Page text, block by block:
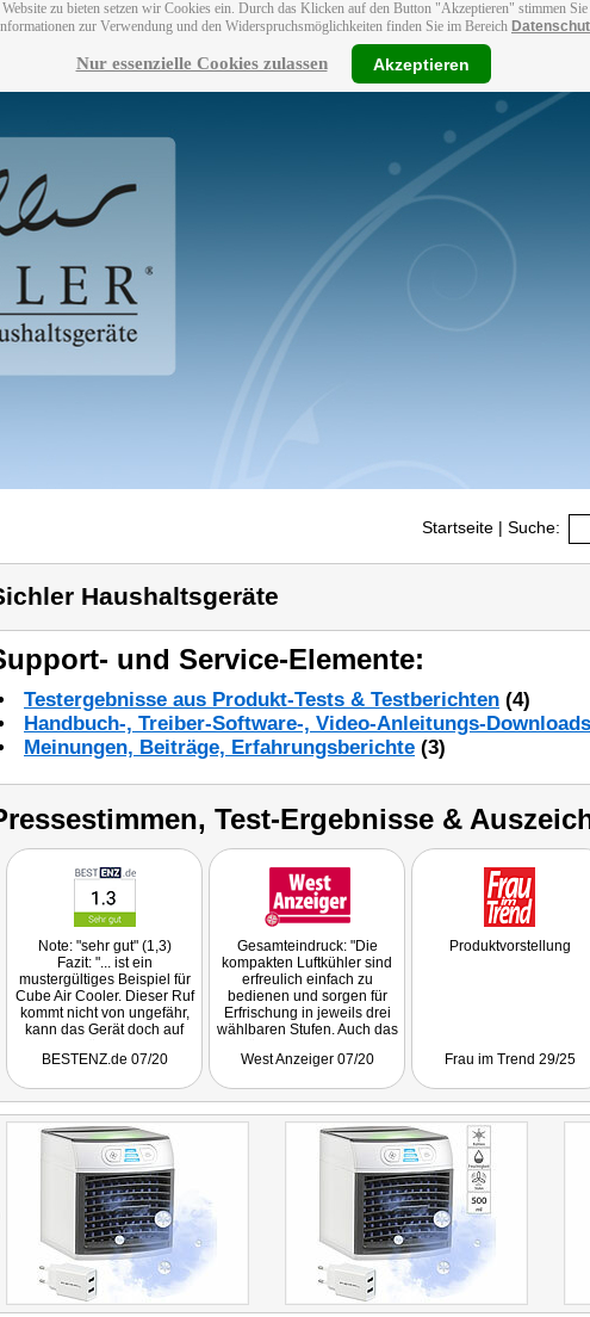
zu bieten setzen wir Cookies ein. Durch das Klicken auf den Button "Akzeptieren" stimmen
zur Verwendung und den Widerspruchsmöglichkeiten finden Sie im Bereich
Nur essenzielle Cookies zulassen Akzeptieren
Startseite | Suche:
Haushaltsgeräte
und Service-Elemente:
Testergebnisse aus Produkt-Tests & Testberichten (4)
Handbuch-, Treiber-Software-, Video-Anleitungs-Downloads
Meinungen, Beiträge, Erfahrungsberichte (3)
Test-Ergebnisse &
Note: "sehr gut" (1,3)
Fazit: "... ist ein
mustergültiges Beispiel für
Cube Air Cooler. Dieser Ruf
kommt nicht von ungefähr,
kann das Gerät doch auf
mit seinen integrierten,
Vernebler, den LED-
Stimmungslichtern sowie
dem einstellbaren Luftstrom
deutliche Vorzüge im
Vergleich zur Konkurrenz
liefern."
Hierbei handelt es sich um
einen reinen Vergleich von
5 Artikeln.
BESTENZ.de 07/20
Gesamteindruck: "Die
kompakten Luftkühler sind
erfreulich einfach zu
bedienen und sorgen für
Erfrischung in jeweils drei
wählbaren Stufen. Auch das
flott von der Hand."
West Anzeiger 07/20
Produktvorstellung
Frau im Trend 29/25